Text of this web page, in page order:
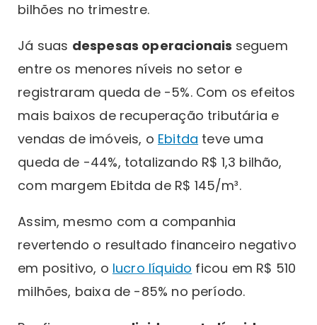
bilhões no trimestre.
Já suas despesas operacionais seguem
entre os menores níveis no setor e
registraram queda de -5%. Com os efeitos
mais baixos de recuperação tributária e
vendas de imóveis, o Ebitda teve uma
queda de -44%, totalizando R$ 1,3 bilhão,
com margem Ebitda de R$ 145/m³.
Assim, mesmo com a companhia
revertendo o resultado financeiro negativo
em positivo, o lucro líquido ficou em R$ 510
milhões, baixa de -85% no período.